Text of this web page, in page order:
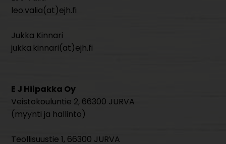
leo.valia(at)ejh.fi
Jukka Kinnari
jukka.kinnari(at)ejh.fi
E J Hiipakka Oy
Veistokouluntie 2, 66300 JURVA
(myynti ja hallinto)
Teollisuustie 1, 66300 JURVA